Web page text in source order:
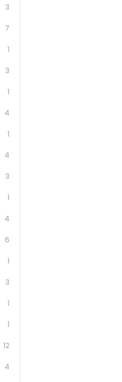
3
7
1
3
1
4
1
4
3
1
4
6
1
3
1
1
12
4